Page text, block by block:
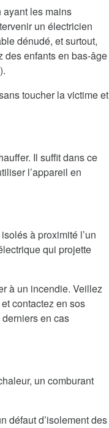
ayant les mains
un électricien
dénudé, et surtout,
des enfants en bas-âge
toucher la victime et
Il suffit dans ce
l’appareil en
à proximité l’un
qui projette
à un incendie. Veillez
contactez en sos
en cas
un comburant
défaut d’isolement des